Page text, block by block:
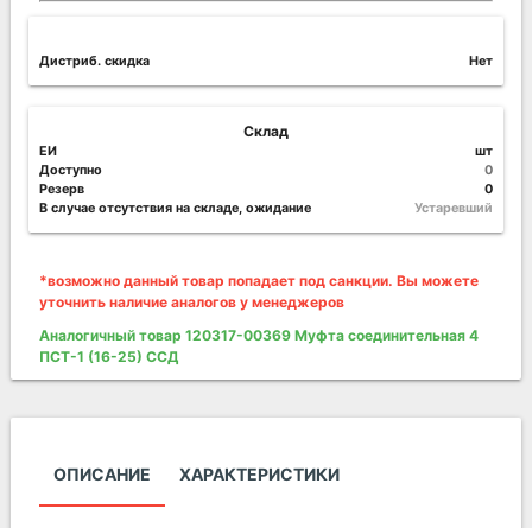
Дистриб. скидка Нет
Склад
ЕИ
шт
Доступно
0
Резерв
0
В случае отсутствия на складе, ожидание
Устаревший
*возможно данный товар попадает под санкции. Вы можете
уточнить наличие аналогов у менеджеров
Аналогичный товар 120317-00369 Муфта соединительная 4
ПСТ-1 (16-25) ССД
ОПИСАНИЕ ХАРАКТЕРИСТИКИ